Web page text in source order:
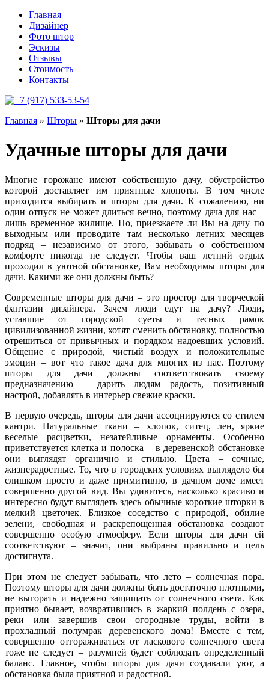
Главная
Дизайнер
Фото штор
Эскизы
Отзывы
Стоимость
Контакты
+7 (917) 533-53-54
Главная » Шторы » Шторы для дачи
Удачные шторы для дачи
Многие горожане имеют собственную дачу, обустройство
которой доставляет им приятные хлопоты. В том числе
приходится выбирать и шторы для дачи. К сожалению, ни
один отпуск не может длиться вечно, поэтому дача для нас –
лишь временное жилище. Но, приезжаете ли Вы на дачу по
выходным или проводите там несколько летних месяцев
подряд – независимо от этого, забывать о собственном
комфорте никогда не следует. Чтобы ваш летний отдых
проходил в уютной обстановке, Вам необходимы шторы для
дачи. Какими же они должны быть?
Современные шторы для дачи – это простор для творческой
фантазии дизайнера. Зачем люди едут на дачу? Люди,
уставшие от городской суеты и тесных рамок
цивилизованной жизни, хотят сменить обстановку, полностью
отрешиться от привычных и порядком надоевших условий.
Общение с природой, чистый воздух и положительные
эмоции – вот что такое дача для многих из нас. Поэтому
шторы для дачи должны соответствовать своему
предназначению – дарить людям радость, позитивный
настрой, добавлять в интерьер свежие краски.
В первую очередь, шторы для дачи ассоциируются со стилем
кантри. Натуральные ткани – хлопок, ситец, лен, яркие
веселые расцветки, незатейливые орнаменты. Особенно
приветствуется клетка и полоска – в деревенской обстановке
они выглядят органично и стильно. Цвета – сочные,
жизнерадостные. То, что в городских условиях выглядело бы
слишком просто и даже примитивно, в дачном доме имеет
совершенно другой вид. Вы удивитесь, насколько красиво и
интересно будут выглядеть здесь обычные короткие шторки в
мелкий цветочек. Близкое соседство с природой, обилие
зелени, свободная и раскрепощенная обстановка создают
совершенно особую атмосферу. Если шторы для дачи ей
соответствуют – значит, они выбраны правильно и цель
достигнута.
При этом не следует забывать, что лето – солнечная пора.
Поэтому шторы для дачи должны быть достаточно плотными,
не выгорать и надежно защищать от солнечного света. Как
приятно бывает, возвратившись в жаркий полдень с озера,
реки или завершив свои огородные труды, войти в
прохладный полумрак деревенского дома! Вместе с тем,
совершенно отгораживаться от ласкового солнечного света
тоже не следует – разумней будет соблюдать определенный
баланс. Главное, чтобы шторы для дачи создавали уют, а
обстановка была приятной и радостной.